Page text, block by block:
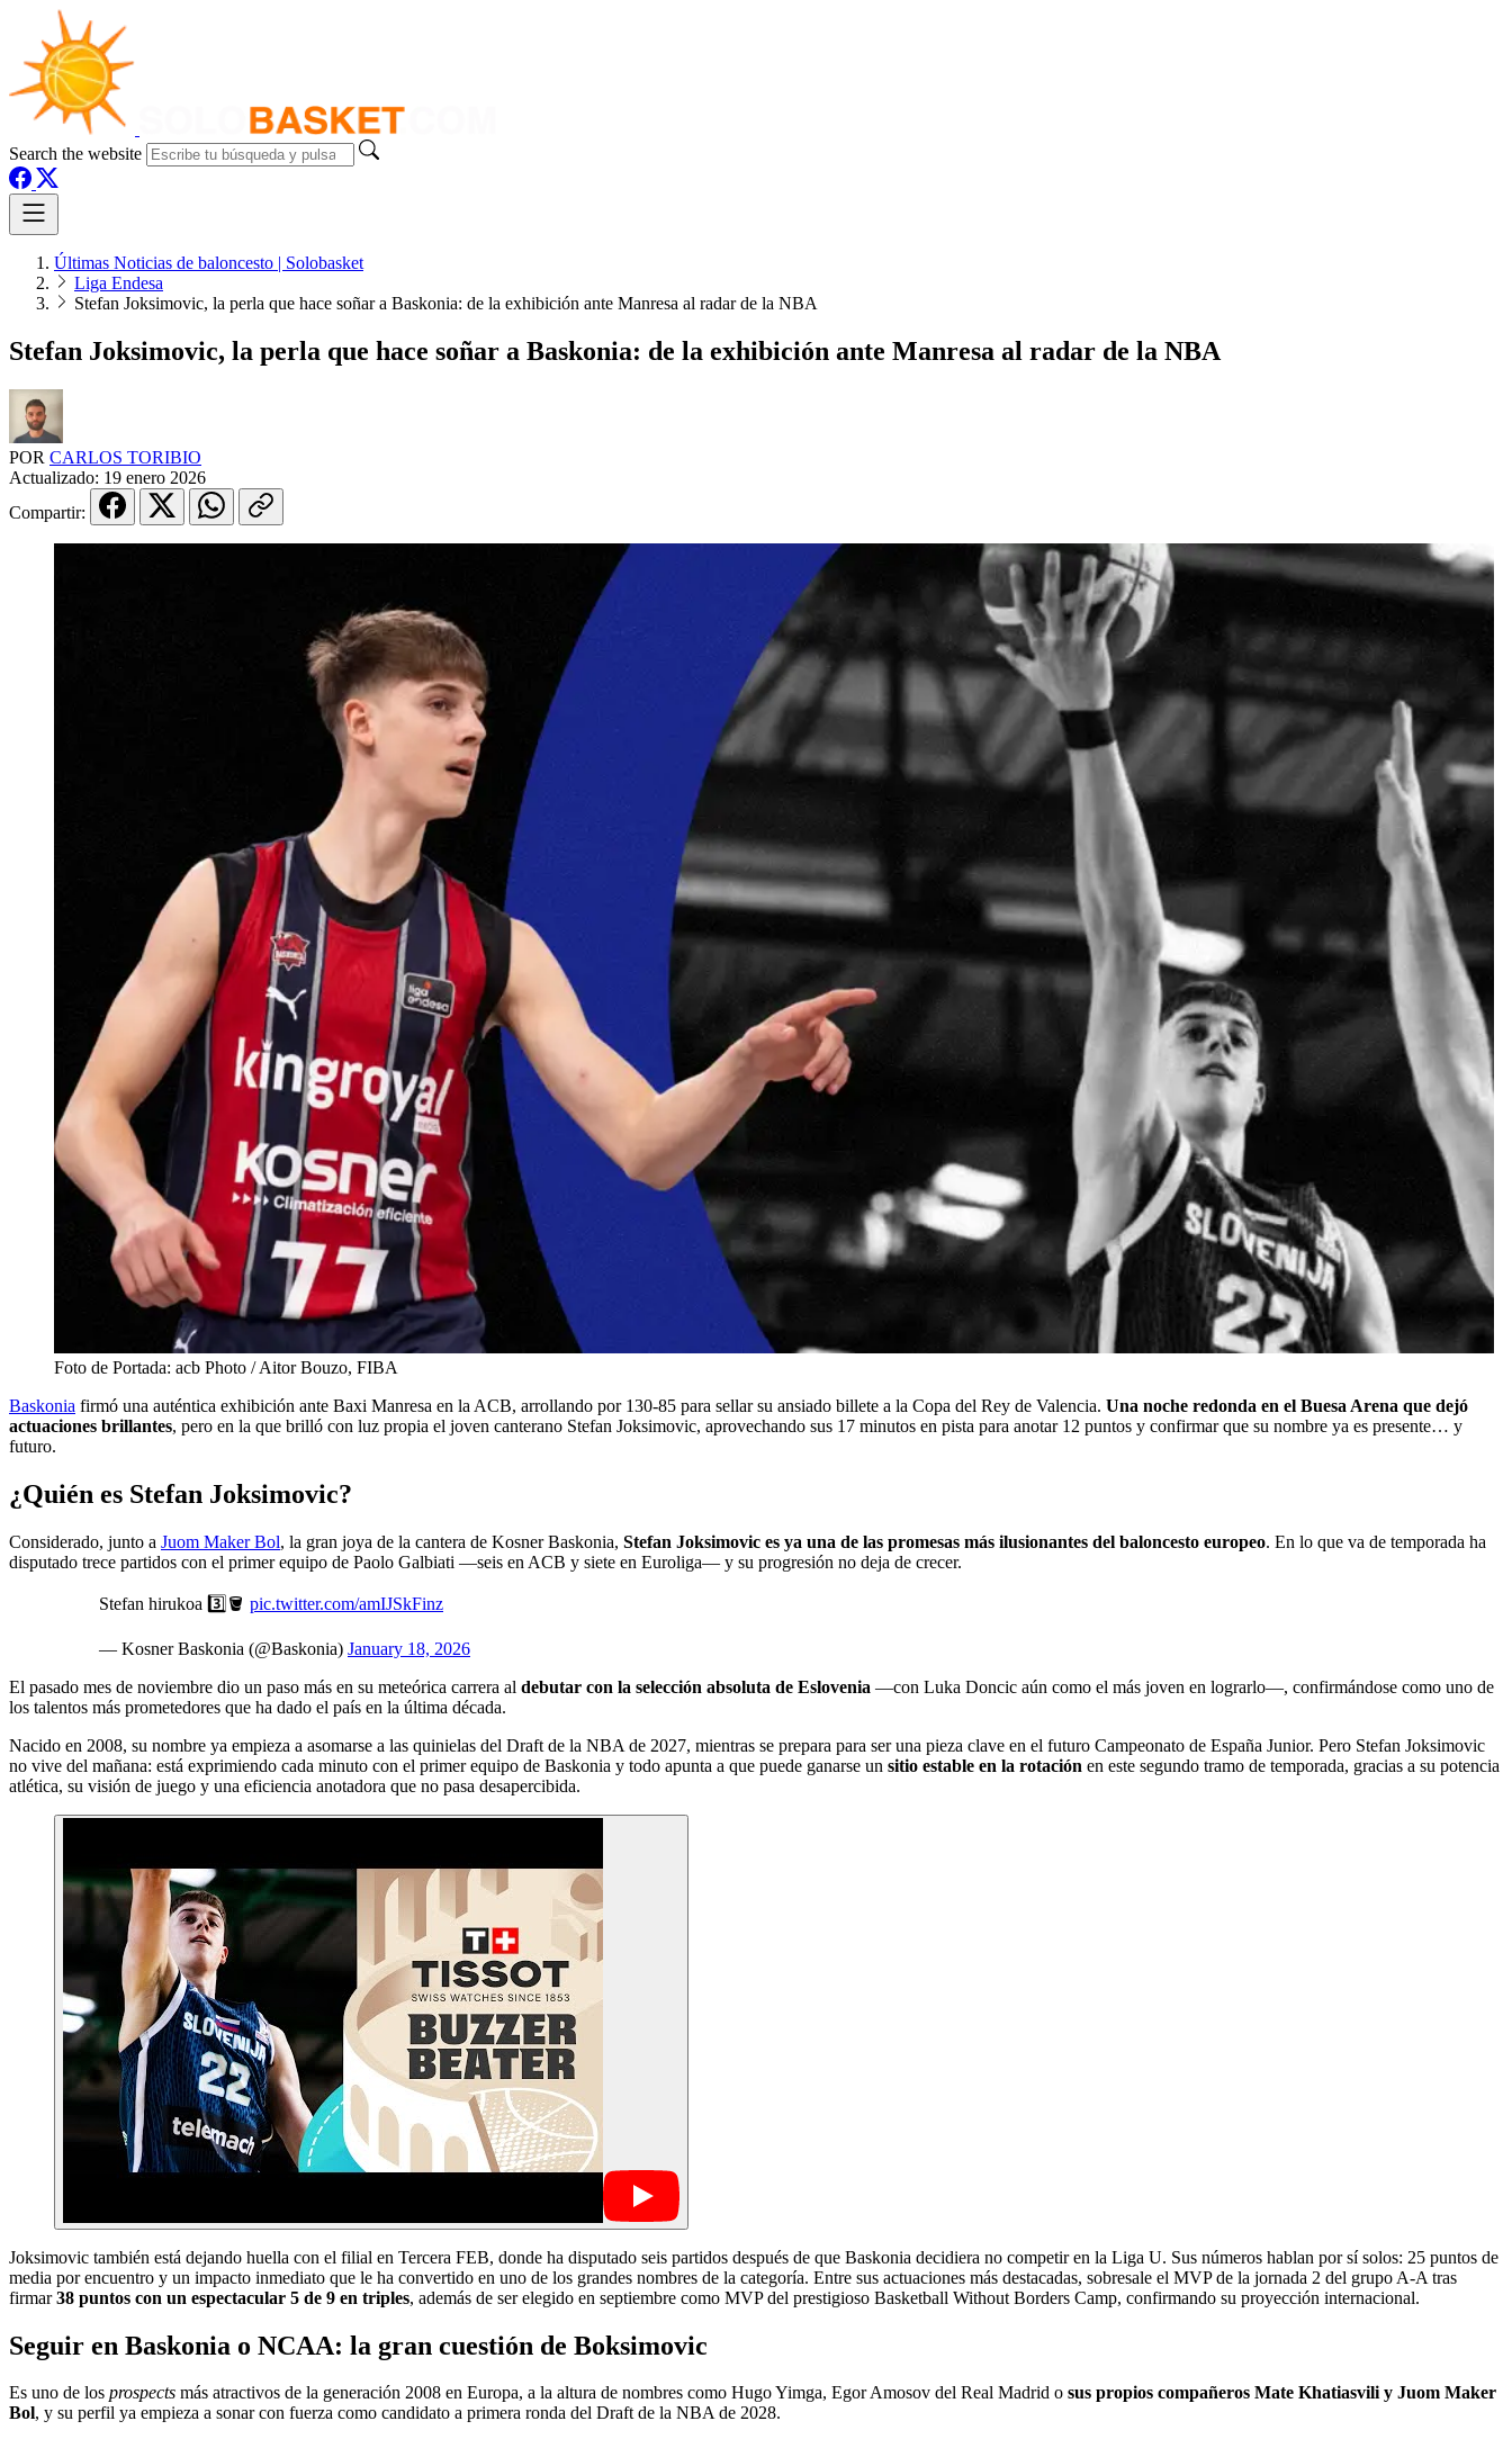
Search the website
Últimas Noticias de baloncesto | Solobasket
Liga Endesa
Stefan Joksimovic, la perla que hace soñar a Baskonia: de la exhibición ante Manresa al radar de la NBA
Stefan Joksimovic, la perla que hace soñar a Baskonia: de la exhibición ante Manresa al radar de la NBA
POR CARLOS TORIBIO
Actualizado: 19 enero 2026
Compartir:
Foto de Portada: acb Photo / Aitor Bouzo, FIBA
Baskonia firmó una auténtica exhibición ante Baxi Manresa en la ACB, arrollando por 130-85 para sellar su ansiado billete a la Copa del Rey de Valencia. Una noche redonda en el Buesa Arena que dejó
actuaciones brillantes, pero en la que brilló con luz propia el joven canterano Stefan Joksimovic, aprovechando sus 17 minutos en pista para anotar 12 puntos y confirmar que su nombre ya es presente… y
futuro.
¿Quién es Stefan Joksimovic?
Considerado, junto a Juom Maker Bol, la gran joya de la cantera de Kosner Baskonia, Stefan Joksimovic es ya una de las promesas más ilusionantes del baloncesto europeo. En lo que va de temporada ha
disputado trece partidos con el primer equipo de Paolo Galbiati —seis en ACB y siete en Euroliga— y su progresión no deja de crecer.
Stefan hirukoa 3️⃣🪣 pic.twitter.com/amIJSkFinz
— Kosner Baskonia (@Baskonia) January 18, 2026
El pasado mes de noviembre dio un paso más en su meteórica carrera al debutar con la selección absoluta de Eslovenia —con Luka Doncic aún como el más joven en lograrlo—, confirmándose como uno de
los talentos más prometedores que ha dado el país en la última década.
Nacido en 2008, su nombre ya empieza a asomarse a las quinielas del Draft de la NBA de 2027, mientras se prepara para ser una pieza clave en el futuro Campeonato de España Junior. Pero Stefan Joksimovic
no vive del mañana: está exprimiendo cada minuto con el primer equipo de Baskonia y todo apunta a que puede ganarse un sitio estable en la rotación en este segundo tramo de temporada, gracias a su potencia
atlética, su visión de juego y una eficiencia anotadora que no pasa desapercibida.
Joksimovic también está dejando huella con el filial en Tercera FEB, donde ha disputado seis partidos después de que Baskonia decidiera no competir en la Liga U. Sus números hablan por sí solos: 25 puntos de
media por encuentro y un impacto inmediato que le ha convertido en uno de los grandes nombres de la categoría. Entre sus actuaciones más destacadas, sobresale el MVP de la jornada 2 del grupo A-A tras
firmar38 puntos con un espectacular 5 de 9 en triples, además de ser elegido en septiembre como MVP del prestigioso Basketball Without Borders Camp, confirmando su proyección internacional.
Seguir en Baskonia o NCAA: la gran cuestión de Boksimovic
Es uno de los prospects más atractivos de la generación 2008 en Europa, a la altura de nombres como Hugo Yimga, Egor Amosov del Real Madrid o sus propios compañeros Mate Khatiasvili y Juom Maker
Bol, y su perfil ya empieza a sonar con fuerza como candidato a primera ronda del Draft de la NBA de 2028.